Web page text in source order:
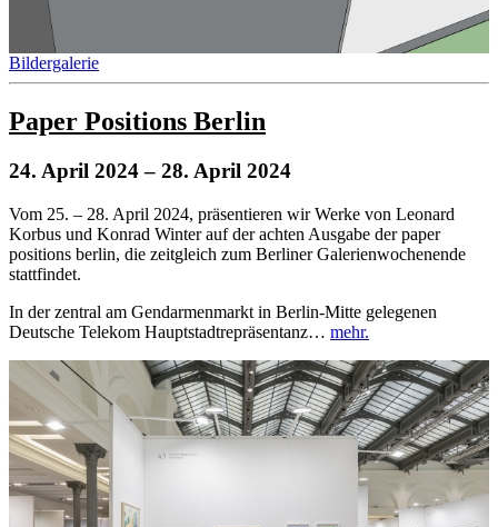
Bildergalerie
Paper Positions Berlin
24. April 2024– 28. April 2024
Vom 25. – 28. April 2024, präsentieren wir Werke von Leonard
Korbus und Konrad Winter auf der achten Ausgabe der paper
positions berlin, die zeitgleich zum Berliner Galerienwochenende
stattfindet.
In der zentral am Gendarmenmarkt in Berlin-Mitte gelegenen
Deutsche Telekom Hauptstadtrepräsentanz… mehr.